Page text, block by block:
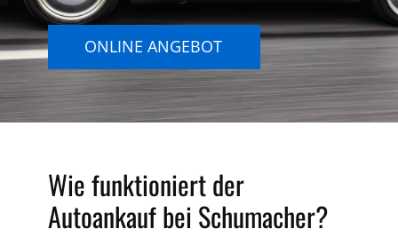
ONLINE ANGEBOT
Wie funktioniert der
Autoankauf bei Schumacher?